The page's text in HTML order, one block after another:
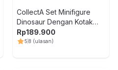
CollectA Set Minifigure
Dinosaur Dengan Kotak
Penyimpanan V1 - Mix
Rp189.900
5 8 (ulasan)